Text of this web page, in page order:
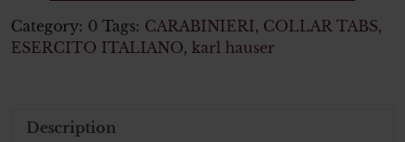
Category: 0 Tags: CARABINIERI, COLLAR TABS,
ESERCITO ITALIANO, karl hauser
Description